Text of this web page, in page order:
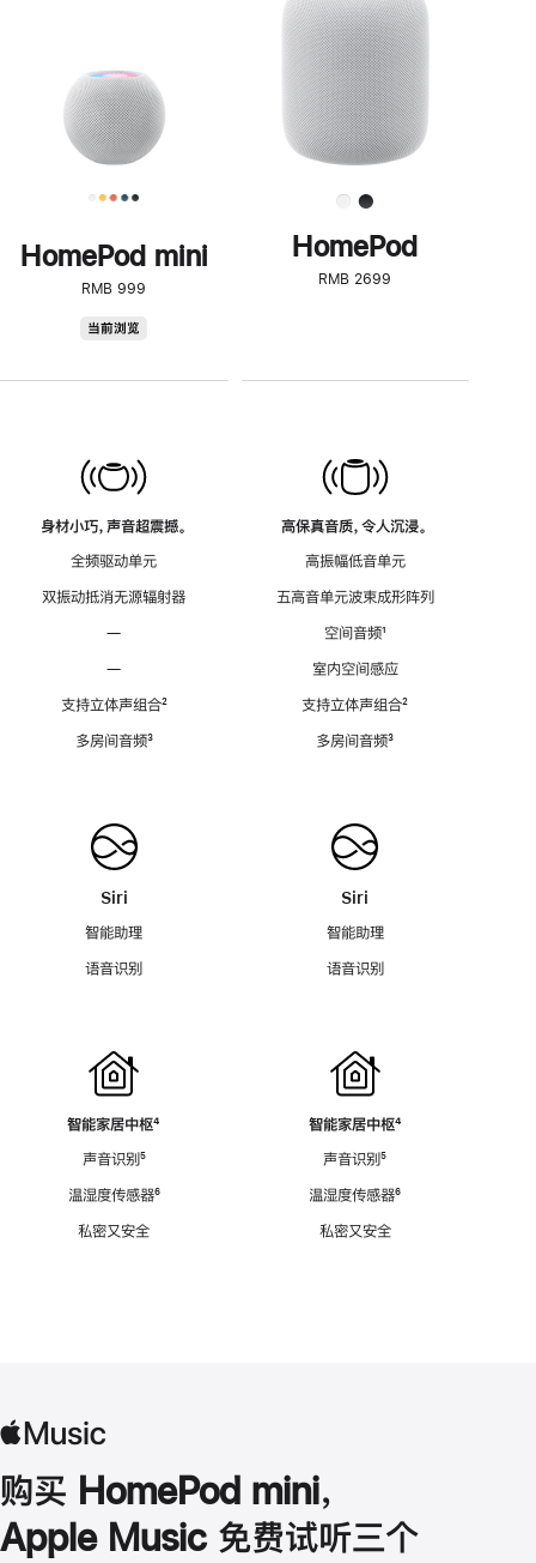
HomePod mini
RMB 999
当前浏览
身材小巧，声音超震撼。
全频驱动单元
双振动抵消无源辐射器
—
—
支持立体声组合脚
²
多房间音频脚
³
Siri
智能助理
语音识别
智能家居中枢脚
⁴
声音识别脚
⁵
温湿度传感器脚
⁶
私密又安全
了
解
HomePod<
HomePod
RMB 2699
高保真音质，令人沉浸。
高振幅低音单元
五高音单元波束成形阵列
空间音频脚
¹
室内空间感应
支持立体声组合脚
²
多房间音频脚
³
Siri
智能助理
语音识别
智能家居中枢脚
⁴
声音识别脚
⁵
温湿度传感器脚
⁶
私密又安全
购买 HomePod mini，
Apple Music 免费试听三个